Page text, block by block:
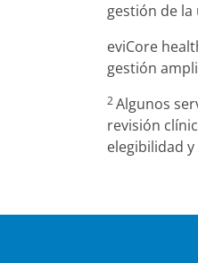
gestión de la
eviCore
gestión
2Algunos
revisión
elegibilidad